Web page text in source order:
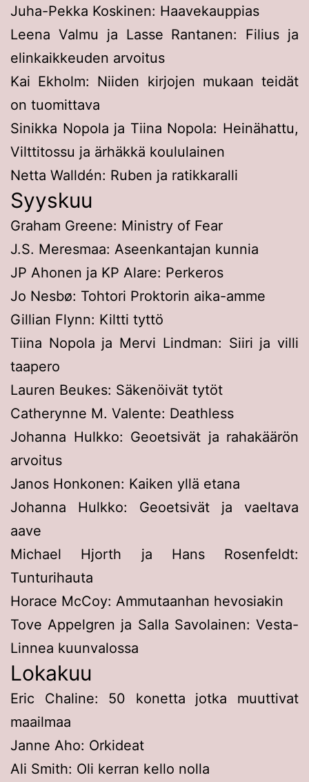
Juha-Pekka Koskinen: Haavekauppias
Leena Valmu ja Lasse Rantanen: Filius ja
elinkaikkeuden arvoitus
Kai Ekholm: Niiden kirjojen mukaan teidät
on tuomittava
Sinikka Nopola ja Tiina Nopola: Heinähattu,
Vilttitossu ja ärhäkkä koululainen
Netta Walldén: Ruben ja ratikkaralli
Syyskuu
Graham Greene: Ministry of Fear
J.S. Meresmaa: Aseenkantajan kunnia
JP Ahonen ja KP Alare: Perkeros
Jo Nesbø: Tohtori Proktorin aika-amme
Gillian Flynn: Kiltti tyttö
Tiina Nopola ja Mervi Lindman: Siiri ja villi
taapero
Lauren Beukes: Säkenöivät tytöt
Catherynne M. Valente: Deathless
Johanna Hulkko: Geoetsivät ja rahakäärön
arvoitus
Janos Honkonen: Kaiken yllä etana
Johanna Hulkko: Geoetsivät ja vaeltava
aave
Michael Hjorth ja Hans Rosenfeldt:
Tunturihauta
Horace McCoy: Ammutaanhan hevosiakin
Tove Appelgren ja Salla Savolainen: Vesta-
Linnea kuunvalossa
Lokakuu
Eric Chaline: 50 konetta jotka muuttivat
maailmaa
Janne Aho: Orkideat
Ali Smith: Oli kerran kello nolla